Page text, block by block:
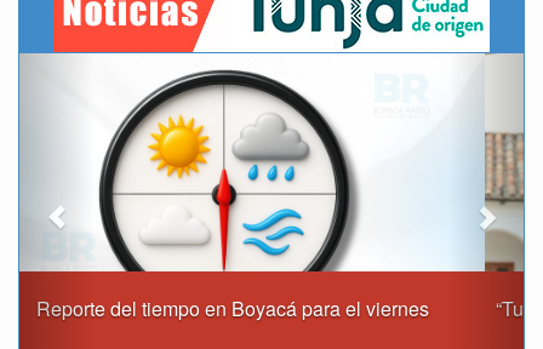
“Tunja nos ha dado demasiado y no podemos fallarle en